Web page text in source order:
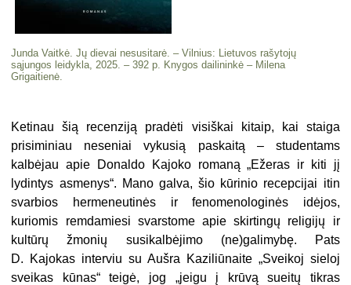
Junda Vaitkė. Jų dievai nesusitarė. – Vilnius: Lietuvos rašytojų
sąjungos leidykla, 2025. – 392 p. Knygos dailininkė – Milena
Grigaitienė.
Ketinau šią recenziją pradėti visiškai kitaip, kai staiga
prisiminiau neseniai vykusią paskaitą – studentams
kalbėjau apie Donaldo Kajoko romaną „Ežeras ir kiti jį
lydintys asmenys“. Mano galva, šio kūrinio recepcijai itin
svarbios hermeneutinės ir fenomenologinės idėjos,
kuriomis remdamiesi svarstome apie skirtingų religijų ir
kultūrų žmonių susikalbėjimo (ne)galimybę. Pats
D. Kajokas interviu su Aušra Kaziliūnaite „Sveikoj sieloj
sveikas kūnas“ teigė, jog „jeigu į krūvą sueitų tikras